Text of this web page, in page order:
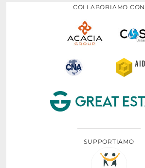
COLLABORIAMO CON
SUPPORTIAMO